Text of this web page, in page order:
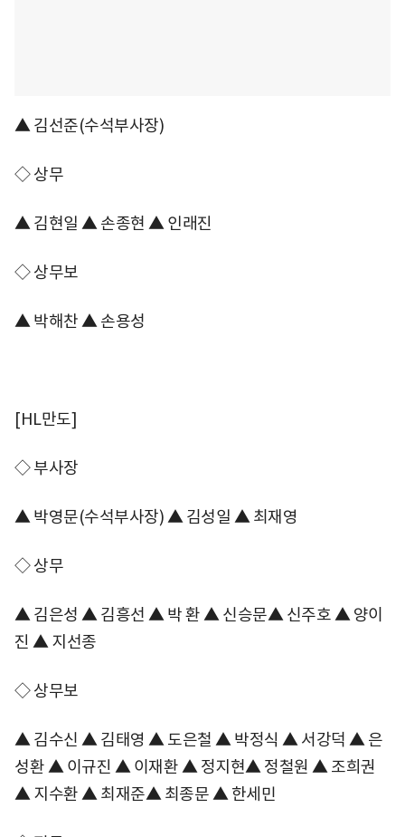
▲ 김선준(수석부사장)
◇ 상무
▲ 김현일 ▲ 손종현 ▲ 인래진
◇ 상무보
▲ 박해찬 ▲ 손용성
[HL만도]
◇ 부사장
▲ 박영문(수석부사장) ▲ 김성일 ▲ 최재영
◇ 상무
▲ 김은성 ▲ 김흥선 ▲ 박 환 ▲ 신승문▲ 신주호 ▲ 양이
진 ▲ 지선종
◇ 상무보
▲ 김수신 ▲ 김태영 ▲ 도은철 ▲ 박정식 ▲ 서강덕 ▲ 은
성환 ▲ 이규진 ▲ 이재환 ▲ 정지현▲ 정철원 ▲ 조희권
▲ 지수환 ▲ 최재준▲ 최종문 ▲ 한세민